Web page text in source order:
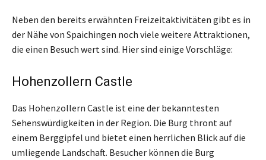
Neben den bereits erwähnten Freizeitaktivitäten gibt es in
der Nähe von Spaichingen noch viele weitere Attraktionen,
die einen Besuch wert sind. Hier sind einige Vorschläge:
Hohenzollern Castle
Das Hohenzollern Castle ist eine der bekanntesten
Sehenswürdigkeiten in der Region. Die Burg thront auf
einem Berggipfel und bietet einen herrlichen Blick auf die
umliegende Landschaft. Besucher können die Burg